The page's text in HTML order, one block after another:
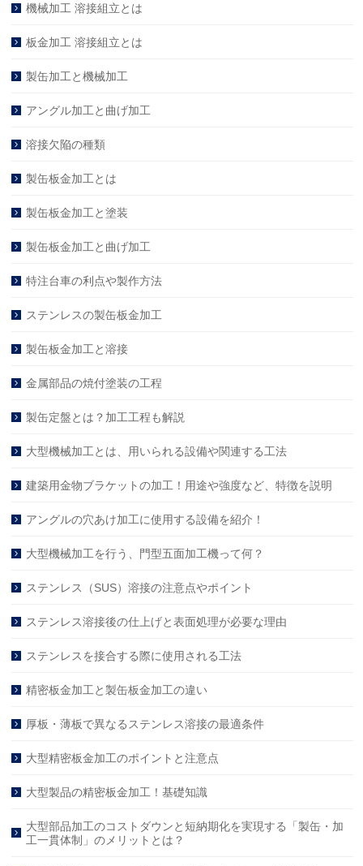
機械加工 溶接組立とは
板金加工 溶接組立とは
製缶加工と機械加工
アングル加工と曲げ加工
溶接欠陥の種類
製缶板金加工とは
製缶板金加工と塗装
製缶板金加工と曲げ加工
特注台車の利点や製作方法
ステンレスの製缶板金加工
製缶板金加工と溶接
金属部品の焼付塗装の工程
製缶定盤とは？加工工程も解説
大型機械加工とは、用いられる設備や関連する工法
建築用金物ブラケットの加工！用途や強度など、特徴を説明
アングルの穴あけ加工に使用する設備を紹介！
大型機械加工を行う、門型五面加工機って何？
ステンレス（SUS）溶接の注意点やポイント
ステンレス溶接後の仕上げと表面処理が必要な理由
ステンレスを接合する際に使用される工法
精密板金加工と製缶板金加工の違い
厚板・薄板で異なるステンレス溶接の最適条件
大型精密板金加工のポイントと注意点
大型製品の精密板金加工！基礎知識
大型部品加工のコストダウンと短納期化を実現する「製缶・加
工一貫体制」のメリットとは？